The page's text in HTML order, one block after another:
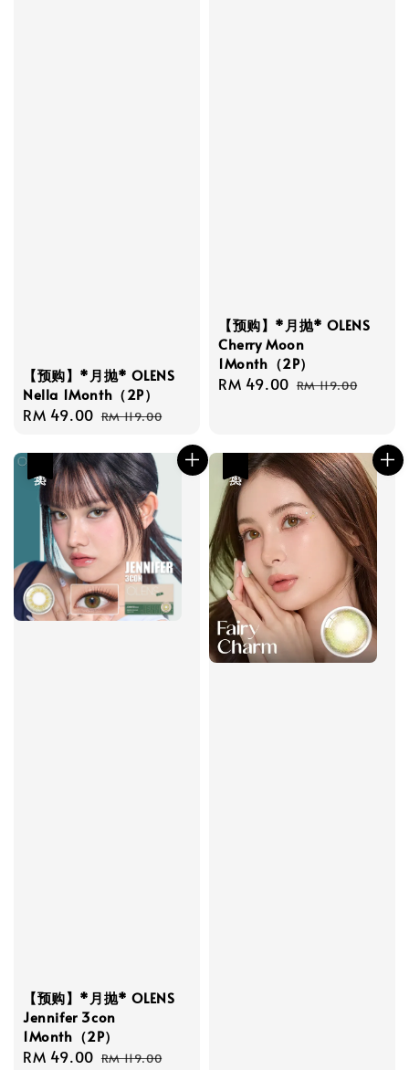
【预购】*月抛* OLENS
Nella 1Month（2P）
Sale
RM 49.00 Regular
RM 119.00
【预购】*月抛* OLENS
Cherry Moon
1Month（2P）
Sale
RM 49.00 Regular
RM 119.00
【预购】*月抛* OLENS
Jennifer 3con
1Month（2P）
Sale
RM 49.00 Regular
RM 119.00